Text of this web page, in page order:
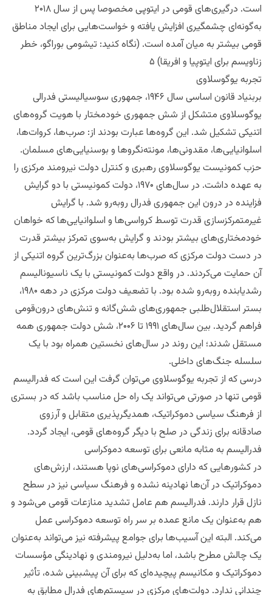
است. درگیری‌های قومی در ایتوپی مخصوصا پس از سال ۲۰۱۸
به‌گونه‌ای چشمگیری افزایش یافته و خواست‌هایی برای ایجاد مناطق
قومی بیشتر به‌ میان آمده است. (نگاه کنید: تیشومی بوراگو، خطر
زناویسم برای ایتوپیا و افریقا) ۵
تجربه یوگوسلاوی
بربنیاد قانون اساسی سال ۱۹۴۶، جمهوری سوسیالیستی فدرالی
یوگوسلاوی متشکل از شش جمهوری خودمختار با هویت‌ گروه‌های
اتنیکی تشکیل شد. این گروه‌ها عبارت بودند از: صرب‌ها، کروات‌ها،
اسلوانیایی‌ها، مقدونی‌ها، مونته‌نگروها و بوسنیایی‌های مسلمان.
حزب کمونیست یوگوسلاوی رهبری و کنترل دولت نیرومند مرکزی را
به عهده داشت. در سال‌های ۱۹۷۰، دولت کمونیستی با دو گرایش
فزاینده در درون این جمهوری فدرال روبه‌رو شد. با گرایش
غیرمتمرکزسازی قدرت توسط کرواسی‌ها و اسلوانیایی‌ها که خواهان
خودمختاری‌های بیشتر بودند و گرایش به‌سوی تمرکز بیشتر قدرت
در دست دولت مرکزی که صرب‌ها به‌عنوان بزرگ‌ترین گروه اتنیکی از
آن حمایت می‌کردند. در واقع دولت کمونیستی با یک ناسیونالیسم
رشدیابنده روبه‌رو شده بود. با تضعیف دولت مرکزی در دهه ۱۹۸۰،
بستر استقلال‌طلبی جمهوری‌های شش‌گانه و تنش‌های درون‌قومی
فراهم گردید. بین سال‌های ۱۹۹۱ تا ۲۰۰۶، شش دولت جمهوری همه
مستقل شدند؛ این روند در سال‌های نخستین همراه بود با یک
سلسله جنگ‌های داخلی.
درسی که از تجربه یوگوسلاوی می‌توان گرفت این است که فدرالیسم
قومی تنها در صورتی می‌تواند یک راه حل مناسب باشد که در بستری
از فرهنگ سیاسی دموکراتیک، همدیگرپذیری متقابل و آرزوی
صادقانه برای زندگی در صلح با دیگر گروه‌های قومی، ایجاد گردد.
فدرالیسم به مثابه مانعی برای توسعه دموکراسی
در کشورهایی که دارای دموکراسی‌های نوپا هستند، ارزش‌های
دموکراتیک در آن‌ها نهادینه نشده و فرهنگ سیاسی نیز در سطح
نازل قرار دارند. فدرالیسم هم عامل تشدید منازعات قومی می‌شود و
هم به‌عنوان یک مانع عمده بر سر راه توسعه دموکراسی عمل
می‌کند. البته این آسیب‌ها برای جوامع پیشرفته نیز می‌تواند به‌عنوان
یک چالش مطرح باشد، اما به‌دلیل نیرومندی و نهادینگی مؤسسات
دموکراتیک و مکانیسم پیچیده‌ای که برای آن پیشبینی شده، تأثیر
چندانی ندارد. دولت‌های مرکزی در سیستم‌های فدرال مطابق به